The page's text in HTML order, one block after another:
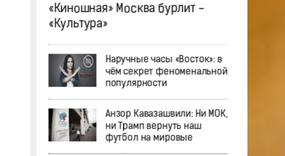
«Киношная» Москва бурлит -
«Культура»
Наручные часы «Восток»: в
чём секрет феноменальной
популярности
Анзор Кавазашвили: Ни МОК,
ни Трамп вернуть наш
футбол на мировые